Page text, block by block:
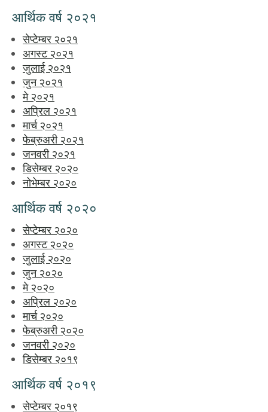
आर्थिक वर्ष २०२१
सेप्टेम्बर २०२१
अगस्ट २०२१
जुलाई २०२१
जुन २०२१
मे २०२१
अप्रिल २०२१
मार्च २०२१
फेब्रुअरी २०२१
जनवरी २०२१
डिसेम्बर २०२०
नोभेम्बर २०२०
आर्थिक वर्ष २०२०
सेप्टेम्बर २०२०
अगस्ट २०२०
जुलाई २०२०
जुन २०२०
मे २०२०
अप्रिल २०२०
मार्च २०२०
फेब्रुअरी २०२०
जनवरी २०२०
डिसेम्बर २०१९
आर्थिक वर्ष २०१९
सेप्टेम्बर २०१९